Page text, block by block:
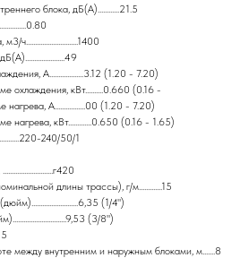
блока, дБ(А)............21.5
ч.............................1400
А...................3.12 (1.20 - 7.20)
охлаждения, кВт..........0.660 (0.16 -
А.................00 (1.20 - 7.20)
нагрева, кВт.............0.650 (0.16 - 1.65)
240/50/1
длины трассы), г/м.............15
(1/4")
(3/8")
между внутренним и наружным блоками, м.......8